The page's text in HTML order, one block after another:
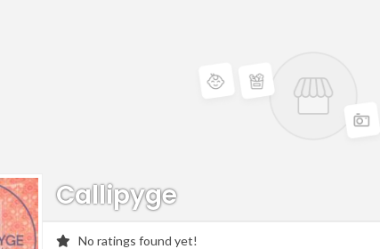
Callipyge
No ratings found yet!